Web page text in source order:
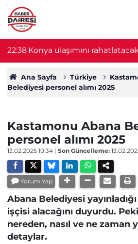
22:38 Konya ulaşımını
proje başlıyor! Bakan
Ana Sayfa Türkiye
Belediyesi personel alımı 2025
Kastamonu Abana
personel alımı 2025
13.02.2025 10:34 | Son Güncelleme:
Yorum Yap
Abana Belediyesi
işçisi alacağını duyurdu.
nereden, nasıl ve ne zaman
detaylar.